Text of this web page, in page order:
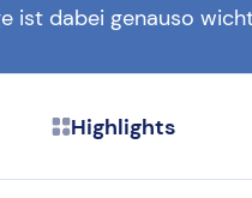
ist dabei genauso
Highlights